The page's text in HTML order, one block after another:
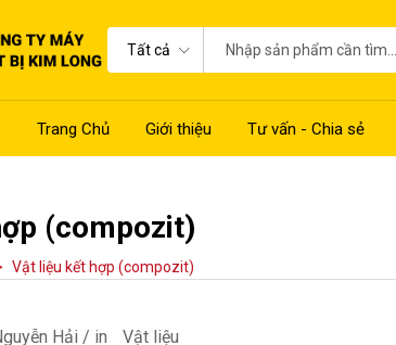
Tất cả
Trang Chủ Giới thiệu Tư vấn - Chia sẻ
(compozit)
Vật liệu kết hợp (compozit)
Hải / in Vật liệu